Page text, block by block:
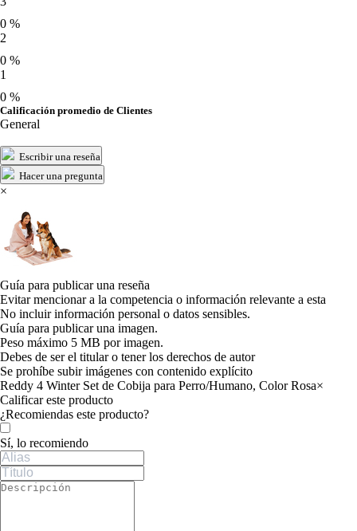
0 %
2
0 %
1
0 %
Calificación promedio de Clientes
General
Escribir una reseña
Hacer una pregunta
×
Guía para publicar una reseña
Evitar mencionar a la competencia o información relevante a esta
No incluir información personal o datos sensibles.
Guía para publicar una imagen.
Peso máximo 5 MB por imagen.
Debes de ser el titular o tener los derechos de autor
Se prohíbe subir imágenes con contenido explícito
Reddy 4 Winter Set de Cobija para Perro/Humano, Color Rosa×
Calificar este producto
Tu valoración
¿Recomiendas este producto?
Sí, lo recomiendo